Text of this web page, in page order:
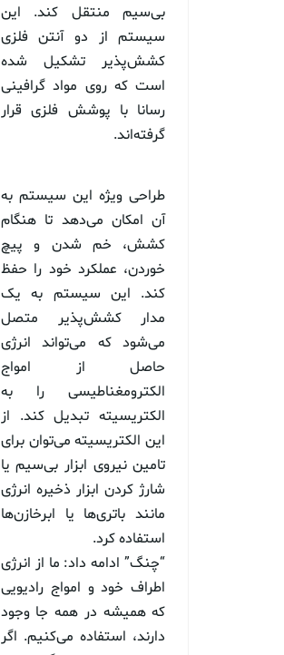
بی‌سیم منتقل کند. این
سیستم از دو آنتن فلزی
کشش‌پذیر تشکیل شده
است که روی مواد گرافینی
رسانا با پوشش فلزی قرار
گرفته‌اند.
طراحی ویژه این سیستم به
آن امکان می‌دهد تا هنگام
کشش، خم شدن و پیچ
خوردن، عملکرد خود را حفظ
کند. این سیستم به یک
مدار کشش‌پذیر متصل
می‌شود که می‌تواند انرژی
حاصل از امواج
الکترومغناطیسی را به
الکتریسیته تبدیل کند. از
این الکتریسیته می‌توان برای
تامین نیروی ابزار بی‌سیم یا
شارژ کردن ابزار ذخیره انرژی
مانند باتری‌ها یا ابرخازن‌ها
استفاده کرد.
“چنگ” ادامه داد: ما از انرژی
اطراف خود و امواج رادیویی
که همیشه در همه جا وجود
دارند، استفاده می‌کنیم. اگر